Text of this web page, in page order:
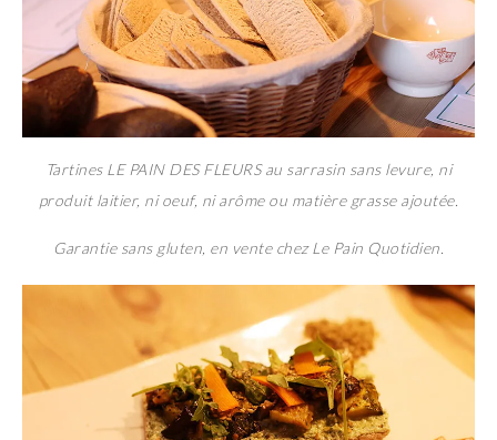
Tartines LE PAIN DES FLEURS au sarrasin sans levure, ni
produit laitier, ni oeuf, ni arôme ou matière grasse ajoutée.
Garantie sans gluten, en vente chez Le Pain Quotidien.